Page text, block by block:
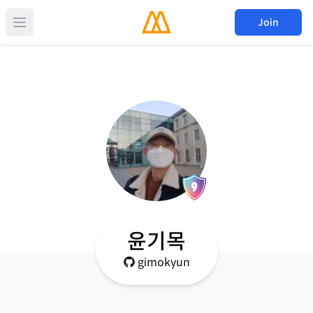
Join
윤기목
gimokyun